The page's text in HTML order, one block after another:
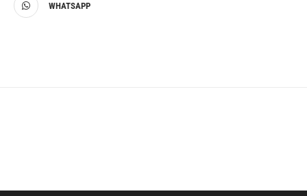
WHATSAPP